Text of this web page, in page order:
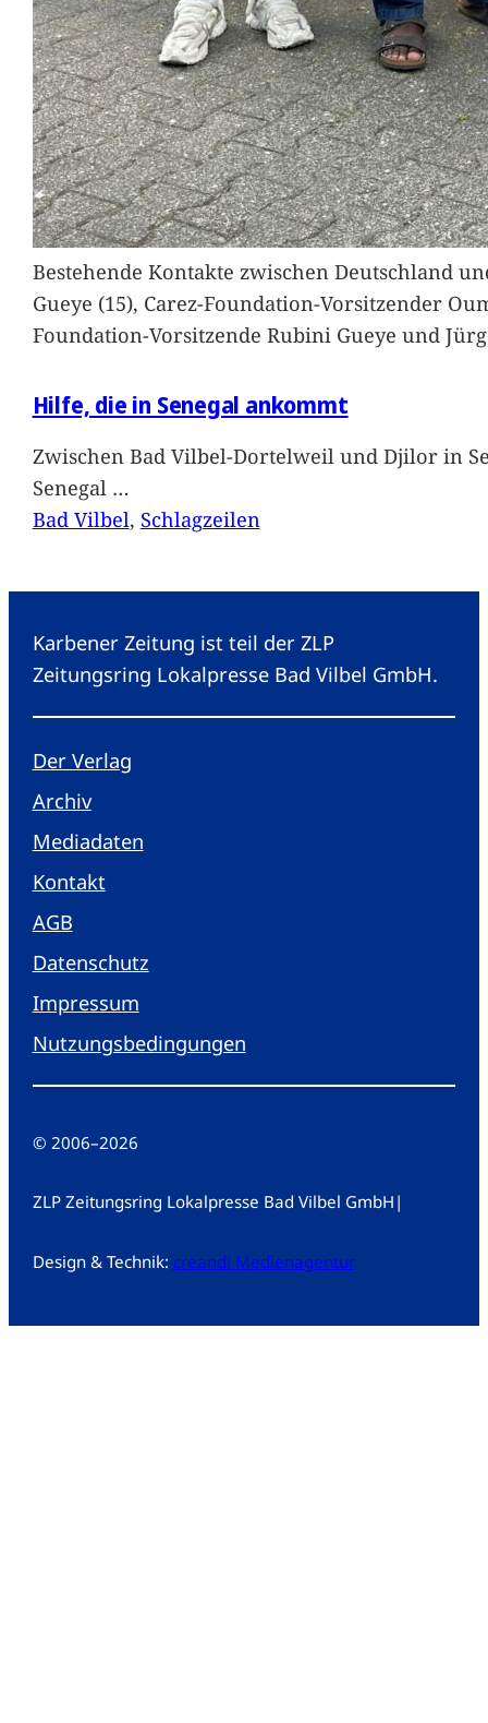
Bestehende Kontakte zwischen Deutschland
Gueye (15), Carez-Foundation-Vorsitzender
Foundation-Vorsitzende Rubini Gueye und
Hilfe, die in Senegal ankommt
Zwischen Bad Vilbel-Dortelweil und Djilor in
Senegal …
Bad Vilbel, Schlagzeilen
Karbener Zeitung ist teil der ZLP
Zeitungsring Lokalpresse Bad Vilbel GmbH.
Der Verlag
Archiv
Mediadaten
Kontakt
AGB
Datenschutz
Impressum
Nutzungsbedingungen
© 2006–2026
ZLP Zeitungsring Lokalpresse Bad Vilbel GmbH |
Design & Technik: creandi Medienagentur